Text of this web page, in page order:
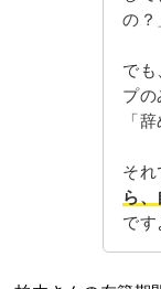
の？
でも
プの
「
それ
ら
です